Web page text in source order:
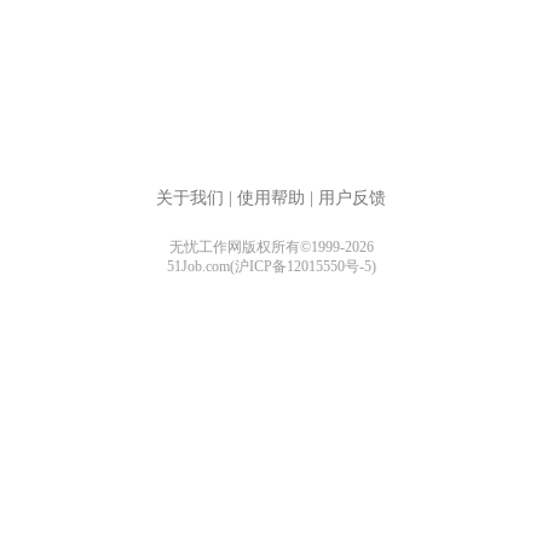
关于我们 使用帮助 用户反馈
无忧工作网版权所有©1999-2026
51Job.com(沪ICP备12015550号-5)